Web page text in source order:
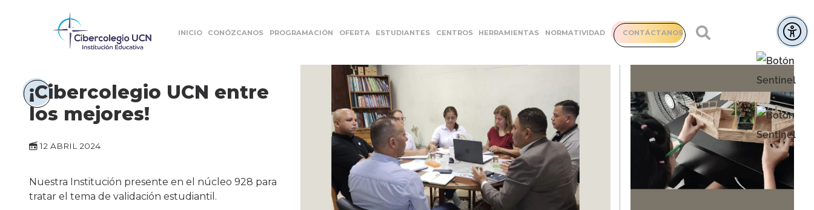
INICIO CONÓZCANOS PROGRAMACIÓN OFERTA ESTUDIANTES CENTROS HERRAMIENTAS NORMATIVIDAD CONTÁCTANOS
¡Cibercolegio UCN entre
los mejores!
12 ABRIL 2024
Nuestra Institución presente en el núcleo 928 para
tratar el tema de validación estudiantil.